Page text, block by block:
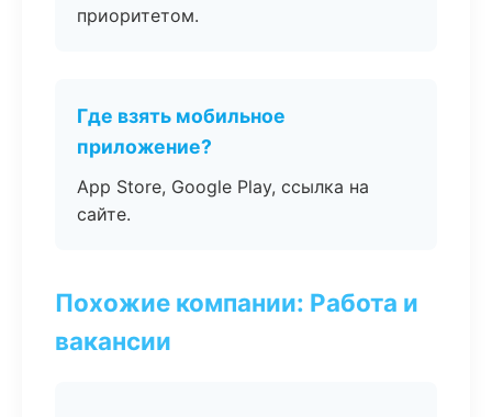
приоритетом.
Где взять мобильное
приложение?
App Store, Google Play, ссылка на
сайте.
Похожие компании: Работа и
вакансии